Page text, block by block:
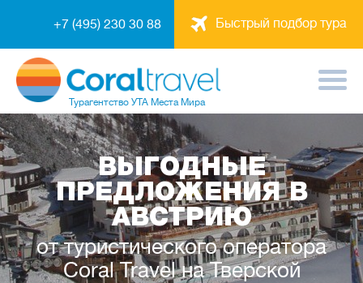
Быстрый подбор тура
+7 (495) 230 30 88
Турагентство УТА Места Мира
ВЫГОДНЫЕ
ПРЕДЛОЖЕНИЯ В
АВСТРИЮ
от туристического оператора
Coral Travel на Тверской